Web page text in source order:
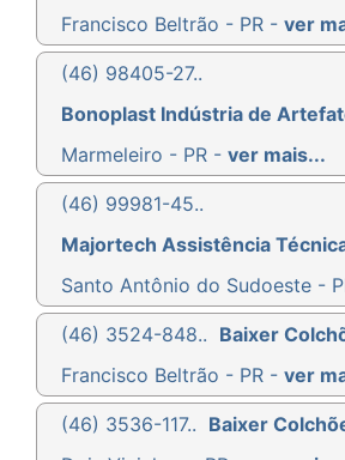
Francisco Beltrão - PR - ver
(46) 98405-27..
Bonoplast Indústria de
Marmeleiro - PR - ver mais...
(46) 99981-45..
Majortech Assistência
Santo Antônio do Sudoeste -
(46) 3524-848.. Baixer
Francisco Beltrão - PR - ver
(46) 3536-117.. Baixer